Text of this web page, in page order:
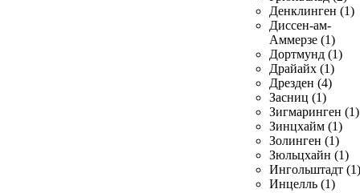
Денклинген (1)
Диссен-ам-
Аммерзе (1)
Дортмунд (1)
Драйайх (1)
Дрезден (4)
Засниц (1)
Зигмаринген (1)
Зинцхайм (1)
Золинген (1)
Зюльцхайн (1)
Ингольштадт (1)
Инцелль (1)